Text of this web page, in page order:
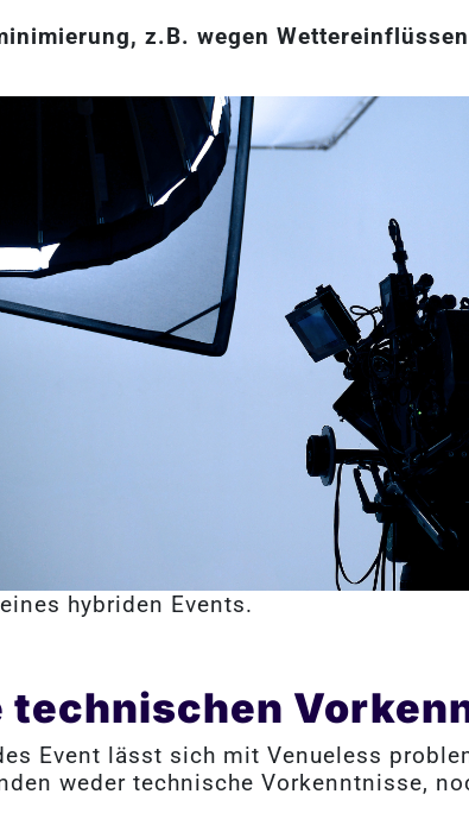
z.B. wegen Wettereinflüssen
hybriden Events.
technischen
Event lässt sich mit Venueless
weder technische Vorkenntnisse,